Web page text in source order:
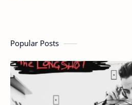
Popular Posts